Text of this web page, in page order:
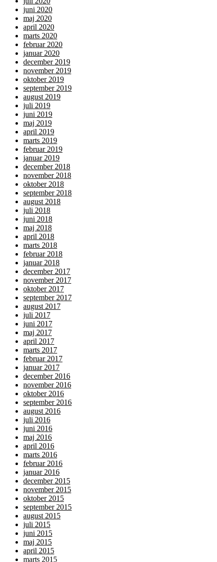
juni 2020
maj 2020
april 2020
marts 2020
februar 2020
januar 2020
december 2019
november 2019
oktober 2019
september 2019
august 2019
juli 2019
juni 2019
maj 2019
april 2019
marts 2019
februar 2019
januar 2019
december 2018
november 2018
oktober 2018
september 2018
august 2018
juli 2018
juni 2018
maj 2018
april 2018
marts 2018
februar 2018
januar 2018
december 2017
november 2017
oktober 2017
september 2017
august 2017
juli 2017
juni 2017
maj 2017
april 2017
marts 2017
februar 2017
januar 2017
december 2016
november 2016
oktober 2016
september 2016
august 2016
juli 2016
juni 2016
maj 2016
april 2016
marts 2016
februar 2016
januar 2016
december 2015
november 2015
oktober 2015
september 2015
august 2015
juli 2015
juni 2015
maj 2015
april 2015
marts 2015